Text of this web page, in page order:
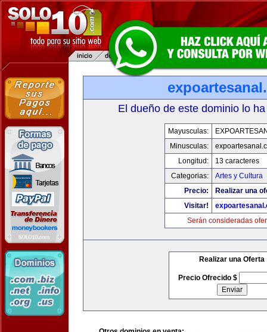
El dueño de este dominio lo
Mayusculas:
Minusculas:
Longitud:
13 caracteres
Categorias:
Artes y Cultura
Precio:
Realizar una
Visitar!
Serán consideradas
Realizar una Oferta
Precio Ofrecido $